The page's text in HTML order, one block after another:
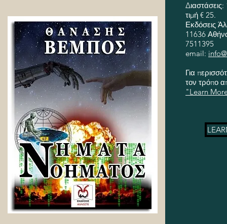
τιμή € 25.
Εκδόσεις
11636
7511395
email:
Για
τον τρόπο
"Learn